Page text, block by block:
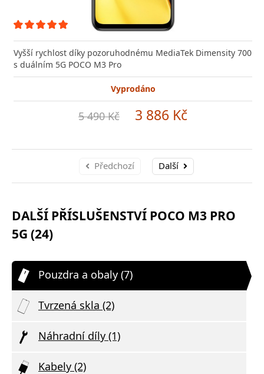
Vyšší rychlost díky pozoruhodnému MediaTek Dimensity 700
s duálním 5G POCO M3 Pro
Vyprodáno
5 490 Kč 3 886 Kč
Předchozí Další
DALŠÍ PŘÍSLUŠENSTVÍ POCO M3 PRO
5G (24)
Pouzdra a obaly (7)
Tvrzená skla (2)
Náhradní díly (1)
Kabely (2)